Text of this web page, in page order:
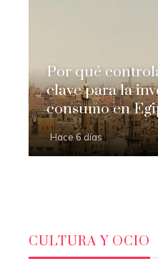
Por qué
clave para la
consumo en
Hace 6 días
CULTURA Y OCIO